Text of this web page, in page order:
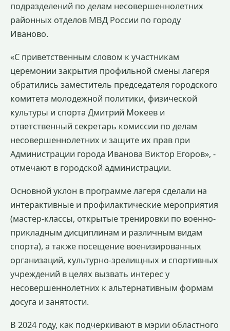
подразделений по делам несовершеннолетних
районных отделов МВД России по городу
Иваново.
«С приветственным словом к участникам
церемонии закрытия профильной смены лагеря
обратились заместитель председателя городского
комитета молодежной политики, физической
культуры и спорта Дмитрий Мокеев и
ответственный секретарь комиссии по делам
несовершеннолетних и защите их прав при
Администрации города Иванова Виктор Егоров», -
отмечают в городской администрации.
Основной уклон в программе лагеря сделали на
интерактивные и профилактические мероприятия
(мастер-классы, открытые тренировки по военно-
прикладным дисциплинам и различным видам
спорта), а также посещение военизированных
организаций, культурно-зрелищных и спортивных
учреждений в целях вызвать интерес у
несовершеннолетних к альтернативным формам
досуга и занятости.
В 2024 году, как подчеркивают в мэрии областного